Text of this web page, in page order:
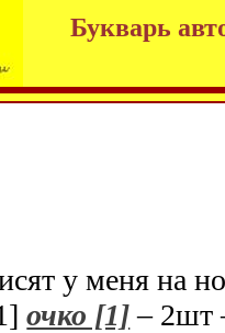
Букварь
у меня на
очко [1]– 2шт